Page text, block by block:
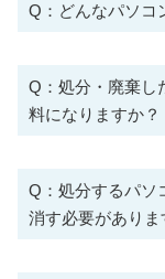
Q：どんなパソコ
Q：処分・廃棄し
料になりますか？
Q：処分するパソ
消す必要がありま